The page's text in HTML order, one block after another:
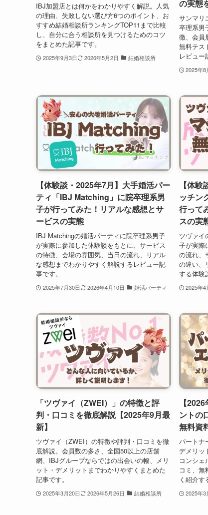
IBJ加盟店とは何かをわかりやすく解説。人気
の理由、失敗しない選び方6つのポイント、お
すすめ結婚相談所ランキングTOP11まで比較
し、自分に合う相談所を見つけるためのコツ
をまとめた記事です。
2025年9月3日 2026年5月2日 結婚相談所
の実態
サンマリ
卒理系男
徴、会員
無料テス
レビュー
2025年8
【体験談・2025年7月】大手婚活パー
ティ「IBJ Matching」に院卒理系男
子が行ってみた！リアルな感想とサ
ービスの実態
IBJ Matchingの婚活パーティに院卒理系男子
が実際に参加した体験談をもとに、サービス
の特徴、会場の雰囲気、当日の流れ、リアル
な感想までわかりやすく解説するレビュー記
事です。
2025年7月30日 2026年4月10日 婚活パーティ
【体
ッチン
行って
スの実
ツヴァイ
子が実際
の流れ、
の違い、
する体験
2025年4
「ツヴァイ（ZWEI）」の特徴と評
判・口コミを徹底解説【2025年9月最
新】
ツヴァイ（ZWEI）の特徴や評判・口コミを徹
底解説。会員数の多さ、全国50以上の店舗
網、IBJグループならではの出会いの幅、メリ
ット・デメリットまでわかりやすくまとめた
記事です。
2025年3月20日 2026年5月26日 結婚相談所
【
ントの
無料資
パートナ
デメリッ
コンシェ
コミ、無
く紹介す
2025年3